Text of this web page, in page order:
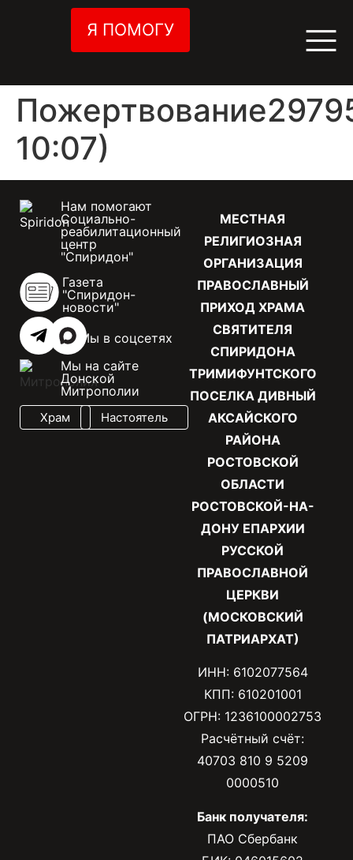
Я ПОМОГУ
10:07)
МЕСТНАЯ
РЕЛИГИОЗНАЯ
ОРГАНИЗАЦИЯ
ПРАВОСЛАВНЫЙ
ПРИХОД ХРАМА
СВЯТИТЕЛЯ
СПИРИДОНА
ТРИМИФУНТСКОГО
ПОСЕЛКА ДИВНЫЙ
АКСАЙСКОГО
РАЙОНА
РОСТОВСКОЙ
ОБЛАСТИ
РОСТОВСКОЙ-НА-
ДОНУ ЕПАРХИИ
РУССКОЙ
ПРАВОСЛАВНОЙ
ЦЕРКВИ
(МОСКОВСКИЙ
ПАТРИАРХАТ)
ИНН: 6102077564
КПП: 610201001
ОГРН: 1236100002753
Расчётный счёт:
40703 810 9 5209
0000510
Банк получателя:
ПАО Сбербанк
Нам помогают
Социально-
реабилитационный
центр
"Спиридон"
Газета
"Спиридон-
новости"
Мы в соцсетях
Мы на сайте
Донской
Митрополии
Храм Настоятель